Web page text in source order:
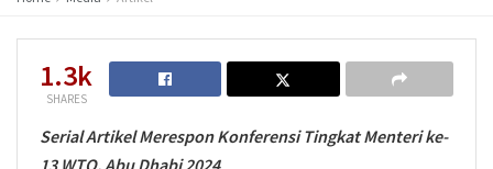
1.3k
SHARES
Serial Artikel Merespon Konferensi Tingkat Menteri ke-
13 WTO, Abu Dhabi 2024